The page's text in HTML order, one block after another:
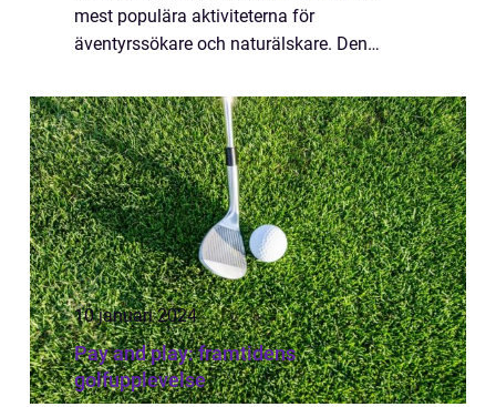
mest populära aktiviteterna för
äventyrssökare och naturälskare. Den
adrenalinkickar, och lockar cykelentusiast...
10 januari 2024
Pay and play: framtidens
golfupplevelse